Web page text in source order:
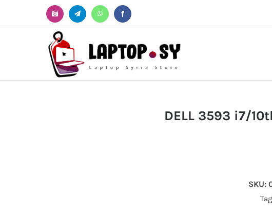
Facebook
WhatsApp
Telegram
Instagram
DELL 3593 i7/
SKU: